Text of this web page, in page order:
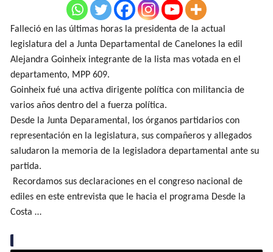
Falleció en las últimas horas la presidenta de la actual
legislatura del a Junta Departamental de Canelones la edil
Alejandra Goinheix integrante de la lista mas votada en el
departamento, MPP 609.
Goinheix fué una activa dirigente política con militancia de
varios años dentro del a fuerza política.
Desde la Junta Deparamental, los órganos partidarios con
representación en la legislatura, sus compañeros y allegados
saludaron la memoria de la legisladora departamental ante su
partida.
Recordamos sus declaraciones en el congreso nacional de
ediles en este entrevista que le hacia el programa Desde la
Costa …